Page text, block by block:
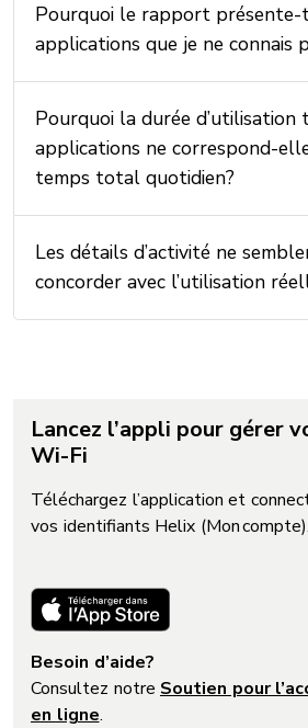
Pourquoi le rapport présente-
applications que je ne connais
Pourquoi la durée
applications ne correspond-
temps total quotidien?
Les détails d’activité ne
concorder avec l’utilisation
Lancez l’appli pour gérer
Wi-Fi
Téléchargez l’application et
vos identifiants Helix (Mon compte).
Besoin d’aide?
Consultez notre Soutien pour
en ligne.